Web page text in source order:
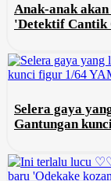
Anak-anak
'Detektif Cantik
Selera gaya
Gantungan